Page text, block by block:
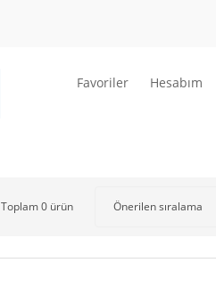
Favoriler Hesabım
Toplam 0 ürün